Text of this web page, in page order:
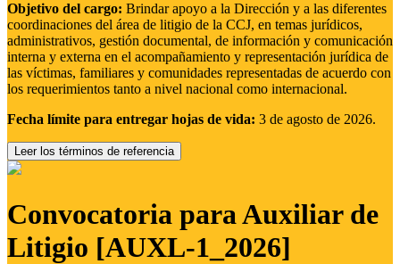
Objetivo del cargo: Brindar apoyo a la Dirección y a las diferentes
coordinaciones del área de litigio de la CCJ, en temas jurídicos,
administrativos, gestión documental, de información y comunicación
interna y externa en el acompañamiento y representación jurídica de
las víctimas, familiares y comunidades representadas de acuerdo con
los requerimientos tanto a nivel nacional como internacional.
Fecha límite para entregar hojas de vida: 3 de agosto de 2026.
Leer los términos de referencia
Convocatoria para Auxiliar de
Litigio [AUXL-1_2026]